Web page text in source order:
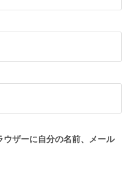
ザーに自分の名前、メール